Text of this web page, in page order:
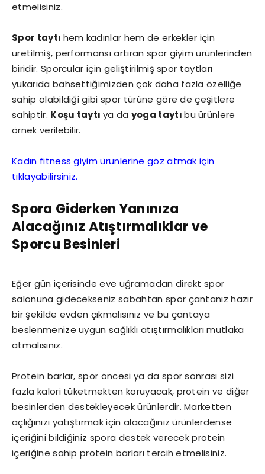
etmelisiniz.
Spor taytı hem kadınlar hem de erkekler için
üretilmiş, performansı artıran spor giyim ürünlerinden
biridir. Sporcular için geliştirilmiş spor taytları
yukarıda bahsettiğimizden çok daha fazla özelliğe
sahip olabildiği gibi spor türüne göre de çeşitlere
sahiptir. Koşu taytı ya da yoga taytıbu ürünlere
örnek verilebilir.
Kadın fitness giyim ürünlerine göz atmak için
tıklayabilirsiniz.
Spora Giderken Yanınıza
Alacağınız Atıştırmalıklar ve
Sporcu Besinleri
Eğer gün içerisinde eve uğramadan direkt spor
salonuna gidecekseniz sabahtan spor çantanız hazır
bir şekilde evden çıkmalısınız ve bu çantaya
beslenmenize uygun sağlıklı atıştırmalıkları mutlaka
atmalısınız.
Protein barlar, spor öncesi ya da spor sonrası sizi
fazla kalori tüketmekten koruyacak, protein ve diğer
besinlerden destekleyecek ürünlerdir. Marketten
açlığınızı yatıştırmak için alacağınız ürünlerdense
içeriğini bildiğiniz spora destek verecek protein
içeriğine sahip protein barları tercih etmelisiniz.